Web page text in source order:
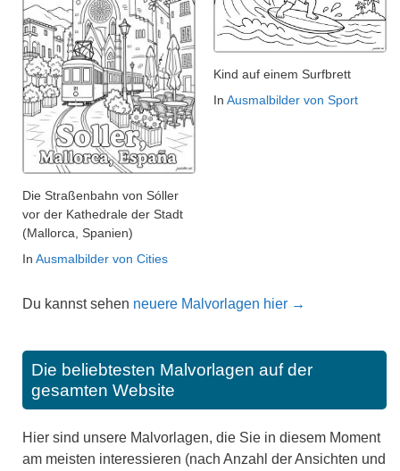
Die Straßenbahn von Sóller
vor der Kathedrale der Stadt
(Mallorca, Spanien)
In Ausmalbilder von Cities
Kind auf einem Surfbrett
In Ausmalbilder von Sport
Du kannst sehen neuere Malvorlagen hier →
Die beliebtesten Malvorlagen auf der
gesamten Website
Hier sind unsere Malvorlagen, die Sie in diesem Moment
am meisten interessieren (nach Anzahl der Ansichten und